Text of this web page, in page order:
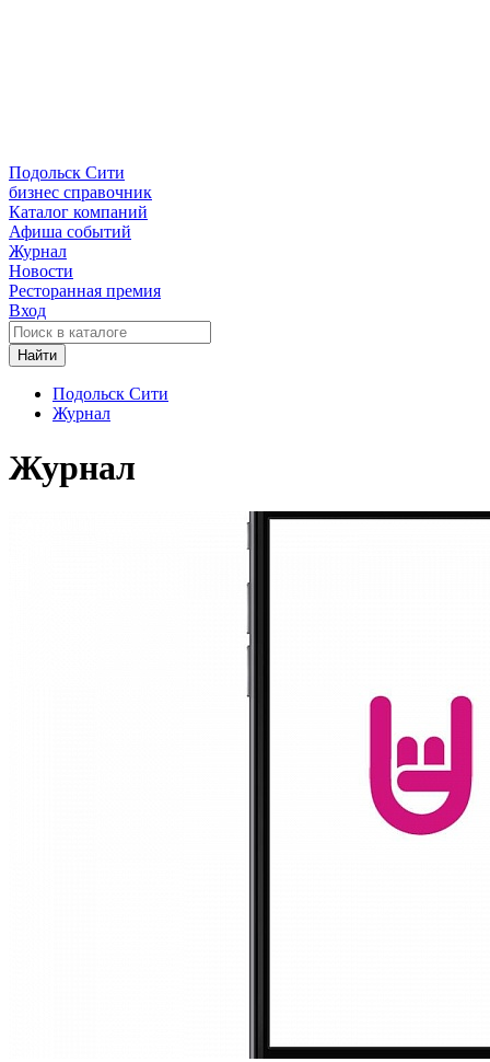
Подольск Сити
бизнес справочник
Каталог компаний
Афиша событий
Журнал
Новости
Ресторанная премия
Вход
Найти
Подольск Сити
Журнал
Журнал